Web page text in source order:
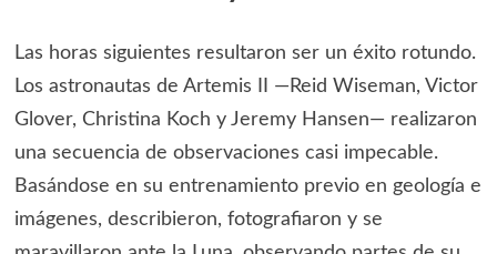
Las horas siguientes resultaron ser un éxito rotundo.
Los astronautas de Artemis II —Reid Wiseman, Victor
Glover, Christina Koch y Jeremy Hansen— realizaron
una secuencia de observaciones casi impecable.
Basándose en su entrenamiento previo en geología e
imágenes, describieron, fotografiaron y se